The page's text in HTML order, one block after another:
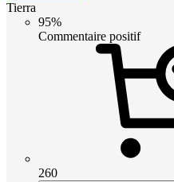
Tierra
95%
Commentaire positif
260